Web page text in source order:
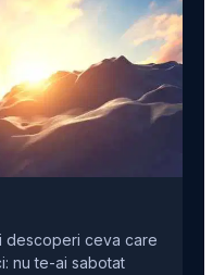
descoperi ceva care
nu te-ai sabotat